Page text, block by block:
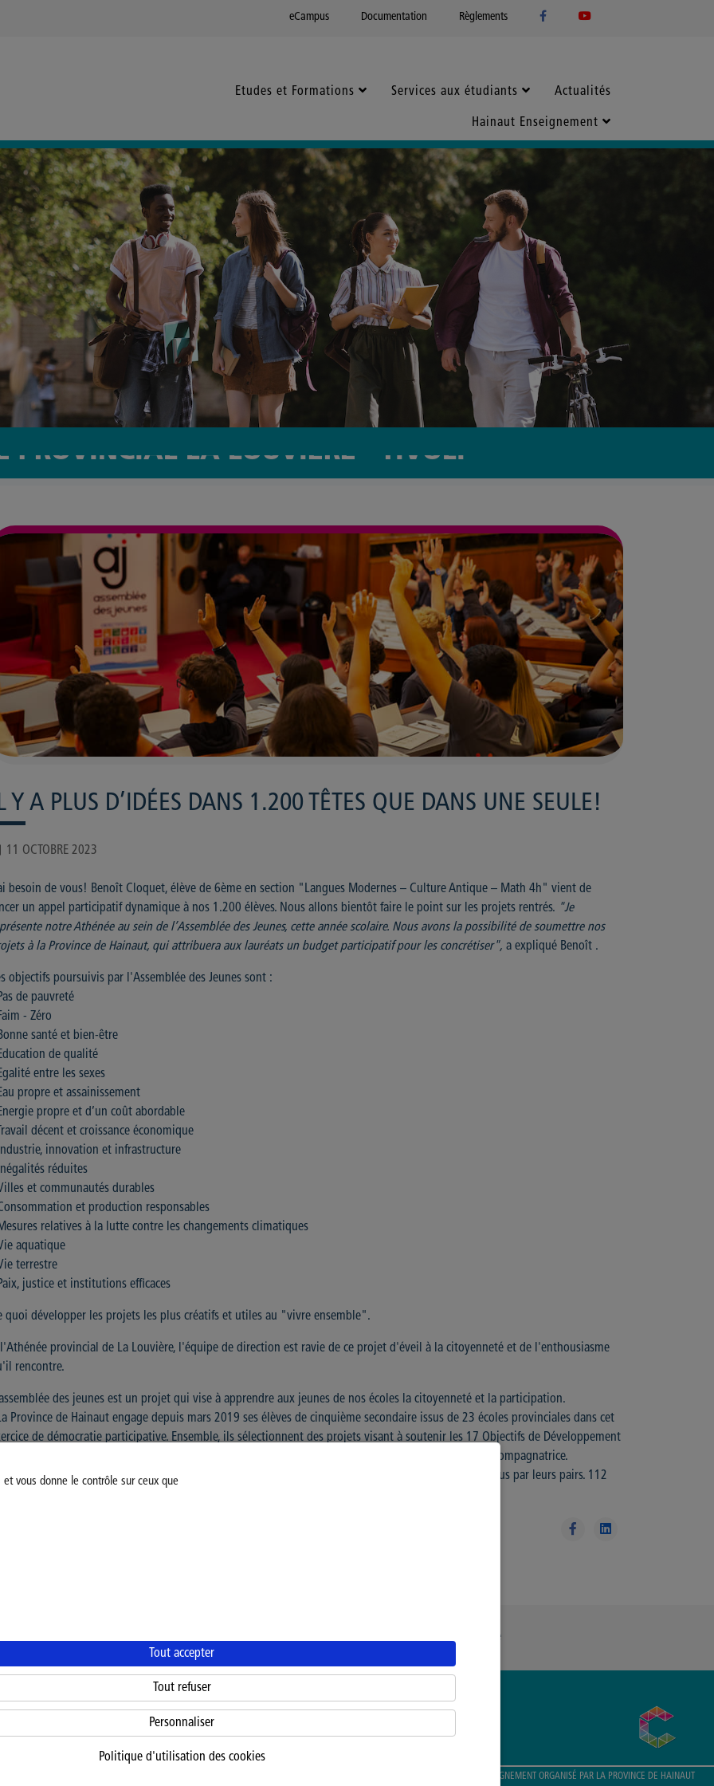
vous donne le contrôle sur ceux que
Tout accepter
Tout refuser
Personnaliser
Politique d'utilisation des cookies
eCampus Documentation Règlements
Etudes et Formations Services aux étudiants Actualités
Hainaut Enseignement
PROVINCIAL LA LOUVIÈRE - TIVOLI
Y A PLUS D’IDÉES DANS 1.200 TÊTES QUE DANS UNE SEULE!
11 OCTOBRE 2023
besoin de vous! Benoît Cloquet, élève de 6ème en section "Langues Modernes – Culture Antique – Math 4h" vient de
un appel participatif dynamique à nos 1.200 élèves. Nous allons bientôt faire le point sur les projets rentrés. "Je
notre Athénée au sein de l’Assemblée des Jeunes, cette année scolaire. Nous avons la possibilité de soumettre nos
à la Province de Hainaut, qui attribuera aux lauréats un budget participatif pour les concrétiser", a expliqué Benoît .
objectifs poursuivis par l'Assemblée des Jeunes sont :
de pauvreté
- Zéro
santé et bien-être
de qualité
entre les sexes
propre et assainissement
propre et d’un coût abordable
décent et croissance économique
innovation et infrastructure
réduites
et communautés durables
et production responsables
relatives à la lutte contre les changements climatiques
aquatique
terrestre
justice et institutions efficaces
quoi développer les projets les plus créatifs et utiles au "vivre ensemble".
provincial de La Louvière, l'équipe de direction est ravie de ce projet d'éveil à la citoyenneté et de l'enthousiasme
rencontre.
des jeunes est un projet qui vise à apprendre aux jeunes de nos écoles la citoyenneté et la participation.
Province de Hainaut engage depuis mars 2019 ses élèves de cinquième secondaire issus de 23 écoles provinciales dans cet
de démocratie participative. Ensemble, ils sélectionnent des projets visant à soutenir les 17 Objectifs de Développement
au sein de leurs établissements", explique Anthony Cantineaux le responsable de la cellule accompagnatrice.
élèves disposent d'un budget de 100 000 euros sur deux ans pour concrétiser leurs idées et sont élus par leurs pairs. 112
Politique Générale de Confidentialité
ENSEIGNEMENT ORGANISÉ PAR LA PROVINCE DE HAINAUT